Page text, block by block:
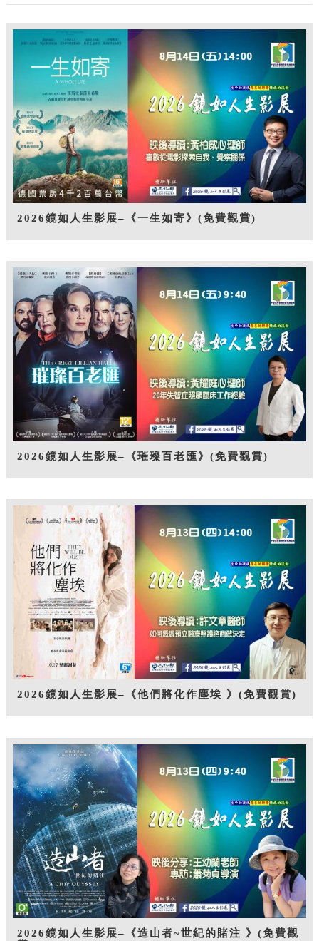
2026鏡如人生影展–《一生如寄》(免費觀賞)
2026鏡如人生影展–《璀璨百老匯》(免費觀賞)
2026鏡如人生影展–《他們將化作塵埃 》(免費觀賞)
2026鏡如人生影展–《造山者~世紀的賭注 》(免費觀